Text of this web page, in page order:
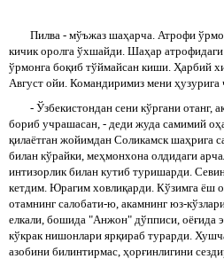
Пилва - мўъжаз шаҳарча. Атрофи
кичик оролга ўхшайди. Шаҳар атрофидаги
ўрмонга боқиб тўймайсан киши. Ҳарбий
Август ойи. Командиримиз мени ҳузурига
- Ўзбекистондан сени кўргани отанг,
бориб учрашасан, - деди жуда самимий
қилаётган жойимдан Соликамск шаҳрига
билан кўрайки, меҳмонхона олдидаги
интизорлик билан кутиб туришарди.
кетдим. Юрагим ховлиқарди. Кўзимга ёш
отамнинг салобати-ю, акамнинг юз-
елкали, бошида "Анжон" дўпписи, оёғида
кўкрак нишонлари ярқираб турарди.
азобини билинтирмас, ҳорғинлигини